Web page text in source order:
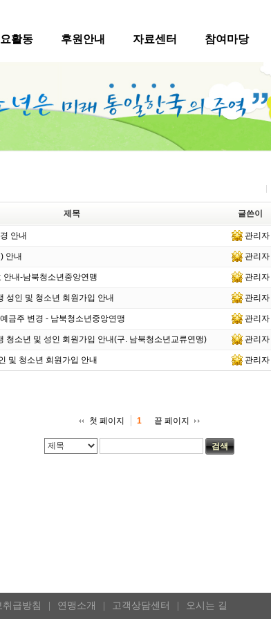
활동 후원안내 자료센터 참여마당
제목 글쓴이
안내 관리자
안내 관리자
안내-남북청소년중앙연맹 관리자
성인 및 청소년 회원가입 안내 관리자
금주 변경 - 남북청소년중앙연맹 관리자
청소년 및 성인 회원가입 안내(구. 남북청소년교류연맹) 관리자
및 청소년 회원가입 안내 관리자
첫 페이지 1 끝 페이지
검색
취급방침 연맹소개 고객상담센터 오시는 길